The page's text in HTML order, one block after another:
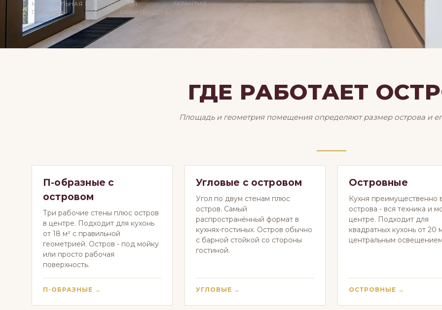
МИНИМАЛЬНАЯ
ПЛОЩАДЬ
ПРОЕКТОВ
СДАНО
ДНЕЙ
ПРОИЗВОДСТВО
ГАРАНТИЯ
НА ФУРНИТУРУ
ГДЕ РАБОТАЕТ
Площадь и геометрия помещения определяют размер острова и
П-образные с
островом
Три рабочие стены плюс остров
в центре. Подходит для кухонь
от 18 м² с правильной
геометрией. Остров - под мойку
или просто рабочая
поверхность.
П-ОБРАЗНЫЕ →
Угловые с островом
Угол по двум стенам плюс
остров. Самый
распространённый формат в
кухнях-гостиных. Остров обычно
с барной стойкой со стороны
гостиной.
УГЛОВЫЕ →
Островные
Кухня преимущественно
острова - вся техника и
центре. Подходит для
квадратных кухонь от 20
центральным
ОСТРОВНЫЕ →